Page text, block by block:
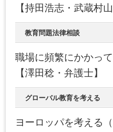
【持田浩志・武蔵村
教育問題法律相談
職場に頻繁にかかっ
【澤田稔・弁護士】
グローバル教育を考える
ヨーロッパを考える（